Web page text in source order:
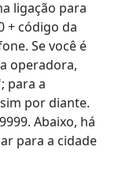
ligação para
+ código da
Se você é
operadora,
para a
por diante.
Abaixo, há
para a cidade